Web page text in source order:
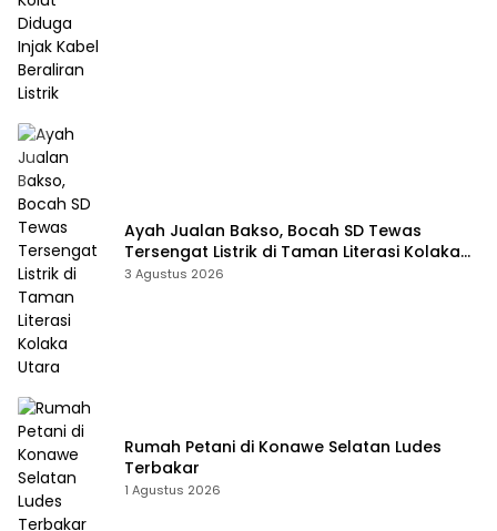
Ayah Jualan Bakso, Bocah SD Tewas
Tersengat Listrik di Taman Literasi Kolaka
Utara
3 Agustus 2026
Rumah Petani di Konawe Selatan Ludes
Terbakar
1 Agustus 2026